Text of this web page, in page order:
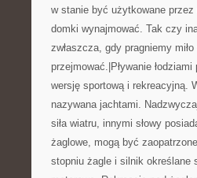
w stanie być użytkowane
domki wynajmować. Tak czy
zwłaszcza, gdy pragniemy
przejmować.|Pływanie
wersję sportową i rekreacyjną.
nazywana jachtami.
siła wiatru, innymi słowy
żaglowe, mogą być
stopniu żagle i silnik określane